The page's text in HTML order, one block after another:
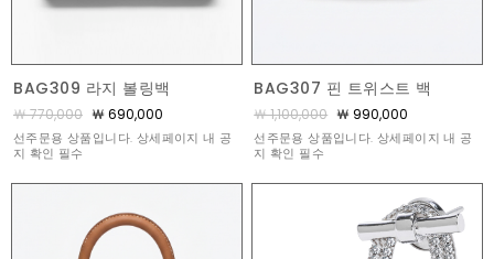
BAG309 라지 볼링백
￦ 770,000 ￦ 690,000
선주문용 상품입니다. 상세페이지 내 공
지 확인 필수
BAG307 핀 트위스트 백
￦ 1,100,000 ￦ 990,000
선주문용 상품입니다. 상세페이지 내 공
지 확인 필수